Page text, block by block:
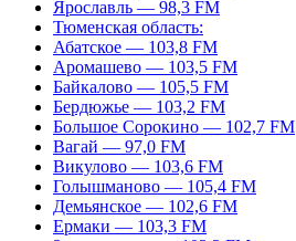
Ярославль — 98,3 FM
Тюменская область:
Абатское — 103,8 FM
Аромашево — 103,5 FM
Байкалово — 105,5 FM
Бердюжье — 103,2 FM
Большое Сорокино — 102,7 FM
Вагай — 97,0 FM
Викулово — 103,6 FM
Голышманово — 105,4 FM
Демьянское — 102,6 FM
Ермаки — 103,3 FM